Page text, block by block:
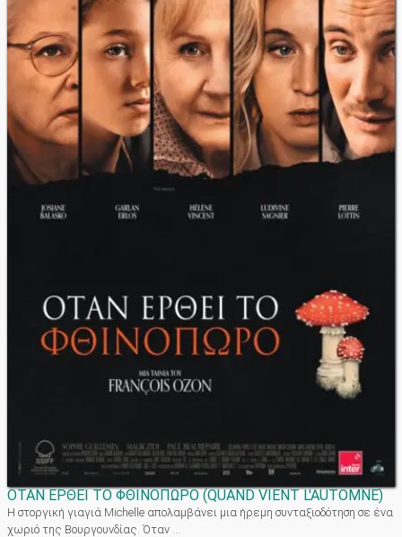
ΟΤΑΝ ΕΡΘΕΙ ΤΟ ΦΘΙΝΟΠΩΡΟ(QUAND VIENT L'AUTOMNE)
Η στοργική γιαγιά Michelle απολαμβάνει μια ήρεμη συνταξιοδότηση σε ένα
χωριό της Βουργουνδίας. Όταν ...